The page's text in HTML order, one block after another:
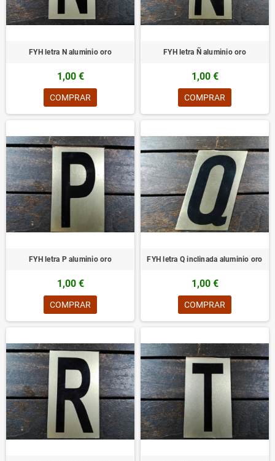
FYH letra N aluminio oro
1,00 €
COMPRAR
FYH letra Ñ aluminio oro
1,00 €
COMPRAR
FYH letra P aluminio oro
1,00 €
COMPRAR
FYH letra Q inclinada aluminio oro
1,00 €
COMPRAR